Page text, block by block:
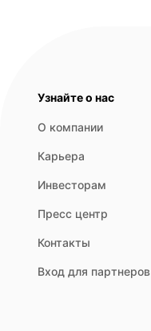
Узнайте о нас
О компании
Карьера
Инвесторам
Пресс центр
Контакты
Вход для партнеров